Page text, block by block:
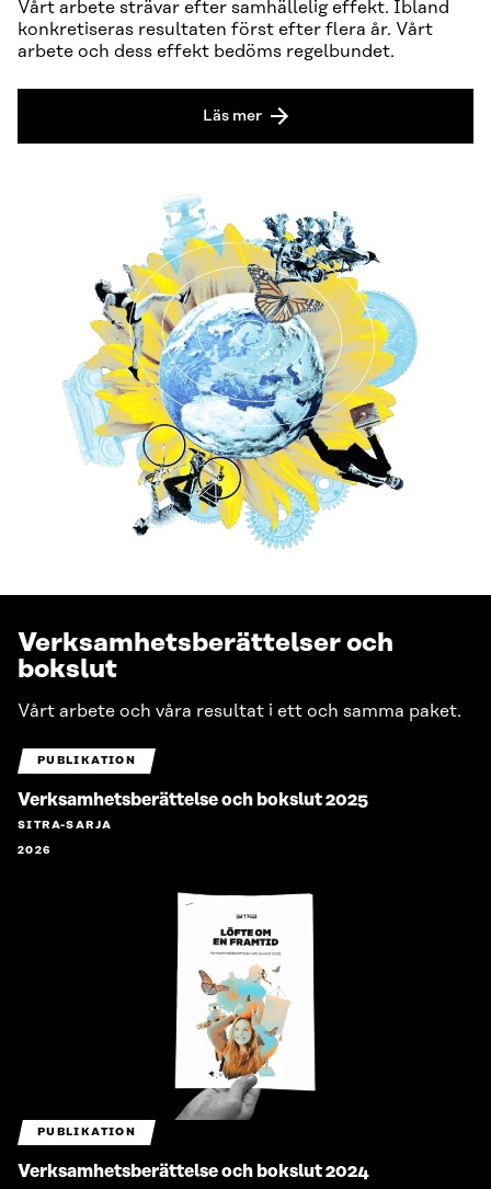
Vårt arbete strävar efter samhällelig effekt. Ibland
konkretiseras resultaten först efter flera år. Vårt
arbete och dess effekt bedöms regelbundet.
Läs mer
Verksamhetsberättelser och
bokslut
Vårt arbete och våra resultat i ett och samma paket.
PUBLIKATION
Verksamhetsberättelse och bokslut 2025
SITRA-SARJA
2026
PUBLIKATION
Verksamhetsberättelse och bokslut 2024